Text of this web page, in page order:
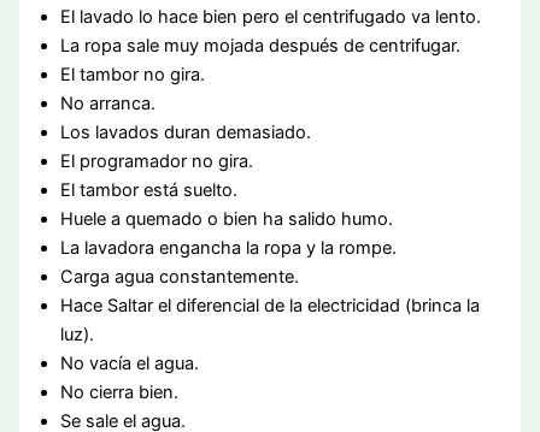
El lavado lo hace bien pero el centrifugado va lento.
La ropa sale muy mojada después de centrifugar.
El tambor no gira.
No arranca.
Los lavados duran demasiado.
El programador no gira.
El tambor está suelto.
Huele a quemado o bien ha salido humo.
La lavadora engancha la ropa y la rompe.
Carga agua constantemente.
Hace Saltar el diferencial de la electricidad (brinca la
luz).
No vacía el agua.
No cierra bien.
Se sale el agua.